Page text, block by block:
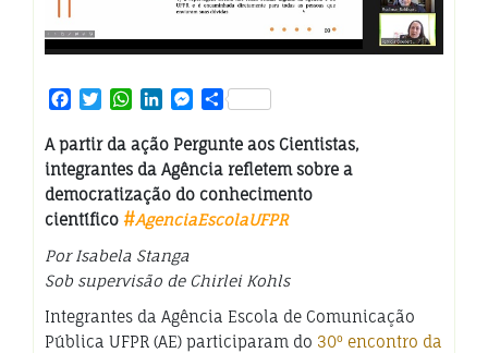
Facebook
TwitterWhatsApp
LinkedInMessenger
Share
A partir da ação Pergunte aos Cientistas,
integrantes da Agência refletem sobre a
democratização do conhecimento
científico #AgenciaEscolaUFPR
Por Isabela Stanga
Sob supervisão de Chirlei Kohls
Integrantes da Agência Escola de Comunicação
Pública UFPR (AE) participaram do 30º encontro da